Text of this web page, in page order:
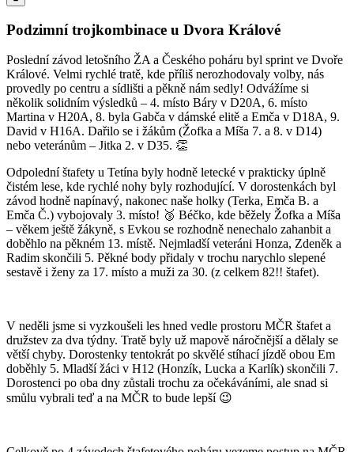
Podzimní trojkombinace u Dvora Králové
Poslední závod letošního ŽA a Českého poháru byl sprint ve Dvoře
Králové. Velmi rychlé tratě, kde příliš nerozhodovaly volby, nás
provedly po centru a sídlišti a pěkně nám sedly! Odvážíme si
několik solidním výsledků – 4. místo Báry v D20A, 6. místo
Martina v H20A, 8. byla Gabča v dámské elitě a Emča v D18A, 9.
David v H16A. Dařilo se i žákům (Žofka a Míša 7. a 8. v D14)
nebo veteránům – Jitka 2. v D35. 👏
Odpolední štafety u Tetína byly hodně letecké v prakticky úplně
čistém lese, kde rychlé nohy byly rozhodující. V dorostenkách byl
závod hodně napínavý, nakonec naše holky (Terka, Emča B. a
Emča Č.) vybojovaly 3. místo! 🥉 Béčko, kde běžely Žofka a Míša
– věkem ještě žákyně, s Evkou se rozhodně nenechalo zahanbit a
doběhlo na pěkném 13. místě. Nejmladší veteráni Honza, Zdeněk a
Radim skončili 5. Pěkné body přidaly v trochu narychlo slepené
sestavě i ženy za 17. místo a muži za 30. (z celkem 82!! štafet).
V neděli jsme si vyzkoušeli les hned vedle prostoru MČR štafet a
družstev za dva týdny. Tratě byly už mapově náročnější a dělaly se
větší chyby. Dorostenky tentokrát po skvělé stíhací jízdě obou Em
doběhly 5. Mladší žáci v H12 (Honzík, Lucka a Karlík) skončili 7.
Dorostenci po oba dny zůstali trochu za očekáváními, ale snad si
smůlu vybrali teď a na MČR to bude lepší 😉